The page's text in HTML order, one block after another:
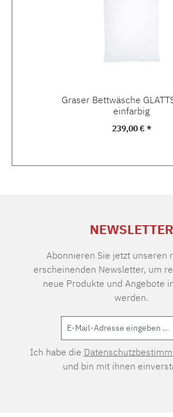
Graser Bettwäsche
einfarbig
Regulärer Preis:
239,00 € *
NEWSLETTER
Abonnieren Sie jetzt unseren
erscheinenden Newsletter, um
neue Produkte und Angebote
werden.
Ich habe die
und bin mit ihnen